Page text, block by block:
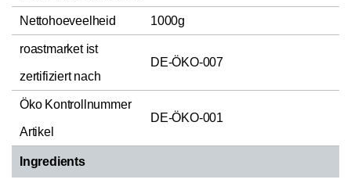
Nettohoeveelheid 1000g
roastmarket ist
zertifiziert nach
DE-ÖKO-007
Öko Kontrollnummer
Artikel
DE-ÖKO-001
Ingredients